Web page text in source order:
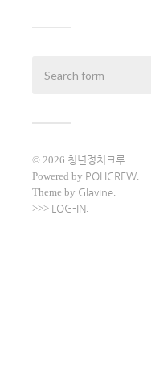
© 2026 청년정치크루.
Powered by POLICREW.
Theme by Glavine.
>>> LOG-IN.